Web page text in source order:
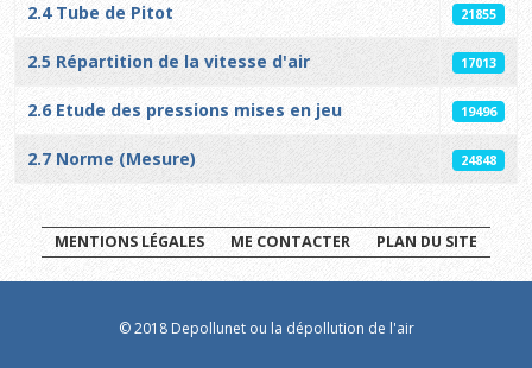
2.4 Tube de Pitot 21855
2.5 Répartition de la vitesse d'air 17013
2.6 Etude des pressions mises en jeu 19496
2.7 Norme (Mesure) 24848
MENTIONS LÉGALES ME CONTACTER PLAN DU SITE
© 2018 Depollunet ou la dépollution de l'air